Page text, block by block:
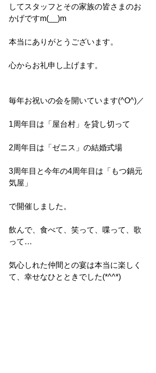
してスタッフとその家族の皆さまのお
かげですm(__)m
本当にありがとうございます。
心からお礼申し上げます。
毎年お祝いの会を開いています(^O^)／
1周年目は「屋台村」を貸し切って
2周年目は「ゼニス」の結婚式場
3周年目と今年の4周年目は「もつ鍋元
気屋」
で開催しました。
飲んで、食べて、笑って、喋って、歌
って…
気心しれた仲間との宴は本当に楽しく
て、幸せなひとときでした(*^^*)